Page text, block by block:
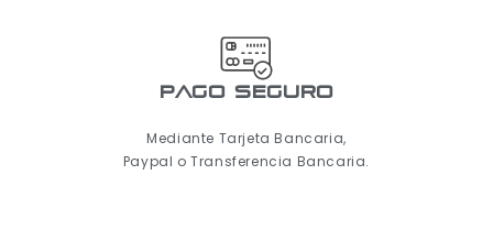
pago seguro
Mediante Tarjeta Bancaria,
Paypal o Transferencia Bancaria.